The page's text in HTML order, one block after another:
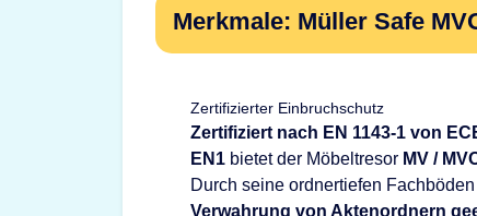
Merkmale: Müller Safe
Zertifizierter Einbruchschutz
Zertifiziert nach EN 1143-1 von
EN1 bietet der Möbeltresor MV /
Durch seine ordnertiefen
Verwahrung von Aktenordnern